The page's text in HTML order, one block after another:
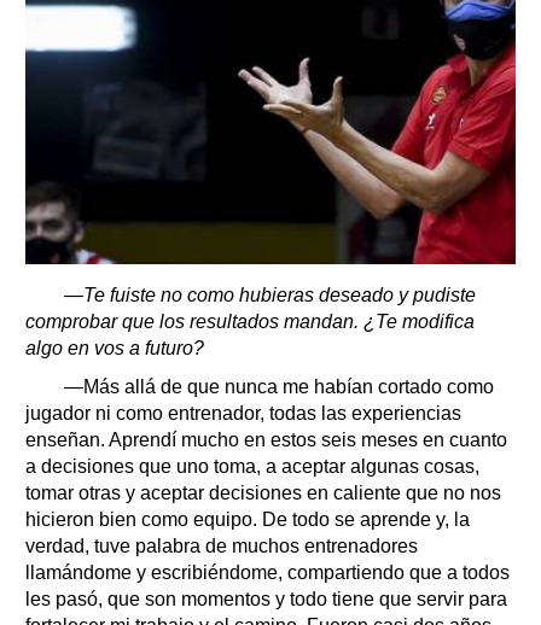
—Te fuiste no como hubieras deseado y pudiste
comprobar que los resultados mandan. ¿Te modifica
algo en vos a futuro?
—Más allá de que nunca me habían cortado como
jugador ni como entrenador, todas las experiencias
enseñan. Aprendí mucho en estos seis meses en cuanto
a decisiones que uno toma, a aceptar algunas cosas,
tomar otras y aceptar decisiones en caliente que no nos
hicieron bien como equipo. De todo se aprende y, la
verdad, tuve palabra de muchos entrenadores
llamándome y escribiéndome, compartiendo que a todos
les pasó, que son momentos y todo tiene que servir para